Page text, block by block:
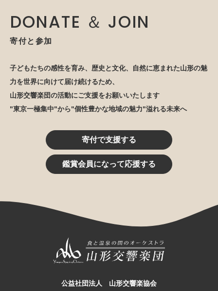
DONATE ＆ JOIN
寄付と参加
子どもたちの感性を育み、歴史と文化、自然に恵まれた山形の魅
力を世界に向けて届け続けるため、
山形交響楽団の活動にご支援をお願いいたします
"東京一極集中"から"個性豊かな地域の魅力"溢れる未来へ
寄付で支援する
鑑賞会員になって応援する
公益社団法人 山形交響楽協会